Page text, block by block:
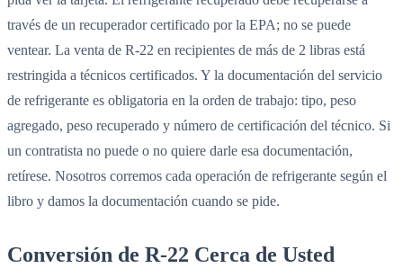
través de un recuperador certificado por la EPA; no se puede
ventear. La venta de R-22 en recipientes de más de 2 libras está
restringida a técnicos certificados. Y la documentación del servicio
de refrigerante es obligatoria en la orden de trabajo: tipo, peso
agregado, peso recuperado y número de certificación del técnico. Si
un contratista no puede o no quiere darle esa documentación,
retírese. Nosotros corremos cada operación de refrigerante según el
libro y damos la documentación cuando se pide.
Conversión de R-22 Cerca de Usted